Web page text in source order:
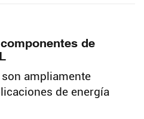
de
ampliamente
de energía